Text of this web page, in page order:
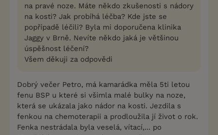
na pravé noze. Máte někdo zkušenosti s nádory
na kosti? Jak probíhá léčba? Kde jste se
popřípadě léčili? Byla mi doporučena klinika
Jaggy v Brně. Nevíte někdo jaká je většinou
úspěšnost léčení?
Všem děkuji za odpovědi
Dobrý večer Petro, má kamarádka měla 5ti letou
fenu BSP u které si všimla malé bulky na noze,
která se ukázala jako nádor na kosti. Jezdila s
fenkou na chemoterapii a prodloužila jí život o rok.
Fenka nestrádala byla veselá, vítací,... po